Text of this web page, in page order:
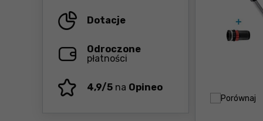
Dotacje
Odroczone
płatności
4,9/5 na Opineo
Porównaj